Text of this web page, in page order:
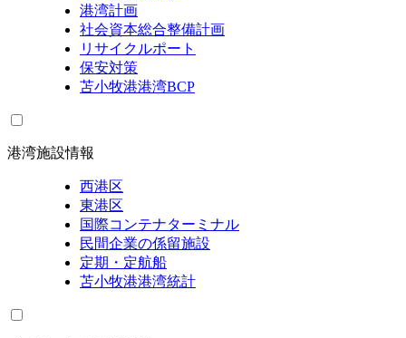
港湾計画
社会資本総合整備計画
リサイクルポート
保安対策
苫小牧港港湾BCP
港湾施設情報
西港区
東港区
国際コンテナターミナル
民間企業の係留施設
定期・定航船
苫小牧港港湾統計